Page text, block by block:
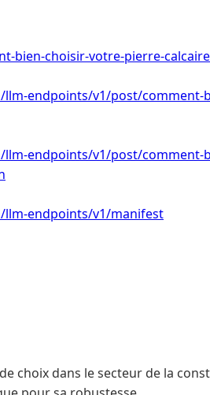
bien-choisir-votre-pierre-
endpoints/v1/post/comment-
endpoints/v1/post/comment-
endpoints/v1/manifest
choix dans le secteur de la